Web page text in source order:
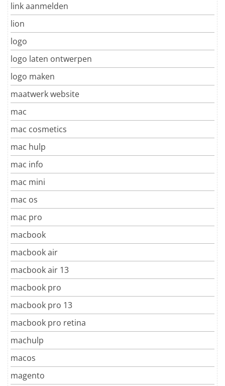
link aanmelden
lion
logo
logo laten ontwerpen
logo maken
maatwerk website
mac
mac cosmetics
mac hulp
mac info
mac mini
mac os
mac pro
macbook
macbook air
macbook air 13
macbook pro
macbook pro 13
macbook pro retina
machulp
macos
magento